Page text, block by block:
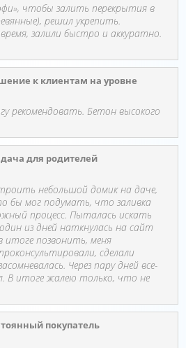
чтобы залить перекрытия в
решил укрепить.
залили быстро и аккуратно.
к клиентам на уровне
рекомендовать. Бетон высокого
дача для родителей
небольшой домик на даче,
бы мог подумать, что заливка
процесс. Пыталась искать
из дней наткнулась на сайт
позвонить, меня
сделали
Через пару дней все-
В итоге жалею только, что не
покупатель